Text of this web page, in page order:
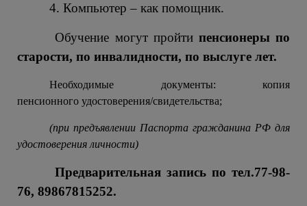
4. Компьютер – как помощник.
Обучение могут пройти пенсионеры по
старости, по инвалидности, по выслуге лет.
Необходимые документы: копия
пенсионного удостоверения/свидетельства;
(при предъявлении Паспорта гражданина РФ для
удостоверения личности)
Предварительная запись по тел.77-98-
76, 89867815252.